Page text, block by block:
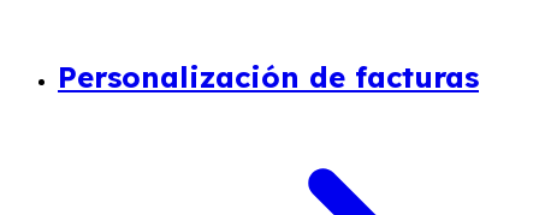
Personalización de facturas